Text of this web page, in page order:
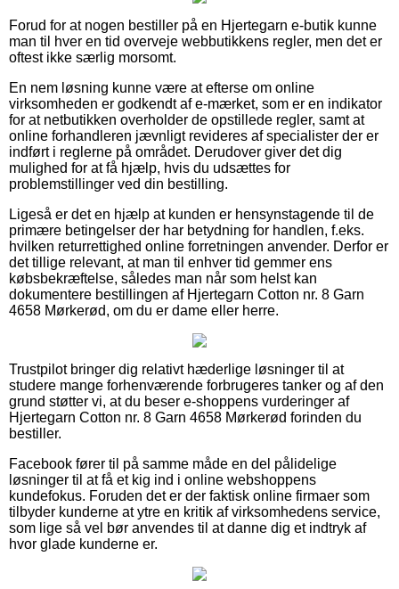
Forud for at nogen bestiller på en Hjertegarn e-butik kunne
man til hver en tid overveje webbutikkens regler, men det er
oftest ikke særlig morsomt.
En nem løsning kunne være at efterse om online
virksomheden er godkendt af e-mærket, som er en indikator
for at netbutikken overholder de opstillede regler, samt at
online forhandleren jævnligt revideres af specialister der er
indført i reglerne på området. Derudover giver det dig
mulighed for at få hjælp, hvis du udsættes for
problemstillinger ved din bestilling.
Ligeså er det en hjælp at kunden er hensynstagende til de
primære betingelser der har betydning for handlen, f.eks.
hvilken returrettighed online forretningen anvender. Derfor er
det tillige relevant, at man til enhver tid gemmer ens
købsbekræftelse, således man når som helst kan
dokumentere bestillingen af Hjertegarn Cotton nr. 8 Garn
4658 Mørkerød, om du er dame eller herre.
Trustpilot bringer dig relativt hæderlige løsninger til at
studere mange forhenværende forbrugeres tanker og af den
grund støtter vi, at du beser e-shoppens vurderinger af
Hjertegarn Cotton nr. 8 Garn 4658 Mørkerød forinden du
bestiller.
Facebook fører til på samme måde en del pålidelige
løsninger til at få et kig ind i online webshoppens
kundefokus. Foruden det er der faktisk online firmaer som
tilbyder kunderne at ytre en kritik af virksomhedens service,
som lige så vel bør anvendes til at danne dig et indtryk af
hvor glade kunderne er.